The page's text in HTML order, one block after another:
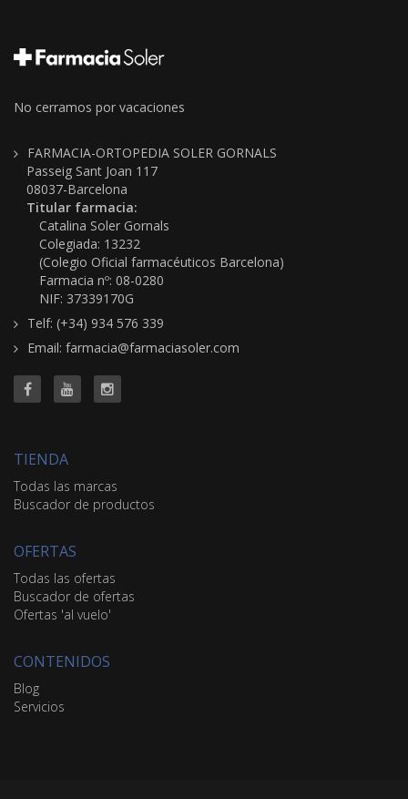
No cerramos por vacaciones
FARMACIA-ORTOPEDIA SOLER GORNALS
Passeig Sant Joan 117
08037-Barcelona
Titular farmacia:
Catalina Soler Gornals
Colegiada: 13232
(Colegio Oficial farmacéuticos Barcelona)
Farmacia nº: 08-0280
NIF: 37339170G
Telf: (+34) 934 576 339
Email: farmacia@farmaciasoler.com
TIENDA
Todas las marcas
Buscador de productos
OFERTAS
Todas las ofertas
Buscador de ofertas
Ofertas 'al vuelo'
CONTENIDOS
Blog
Servicios